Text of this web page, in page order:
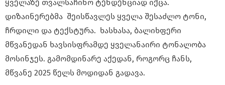
ყველაზე თვალსაჩინო ტენდენციად იქცა.
დიზაინერებმა შეისწავლეს ყველა შესაძლო ტონი,
ჩრდილი და ტექსტურა. ხასხასა, ბალიხფერი
მწვანედან ხავსისფრამდე ყველანაირი ტონალობა
მოსინჯეს. გამომდინარე აქედან, როგორც ჩანს,
მწვანე 2025 წელს მოდიდან გადავა.